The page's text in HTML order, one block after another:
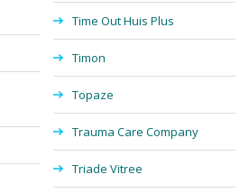
Time Out Huis Plus
Timon
Topaze
Trauma Care Company
Triade Vitree